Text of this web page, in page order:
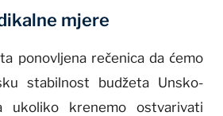
mjere
ponovljena rečenica da ćemo
stabilnost budžeta Unsko-
ukoliko krenemo ostvarivati